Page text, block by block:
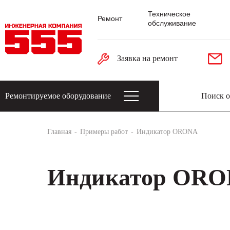
Ремонт
Техническое
обслуживание
Заявка на ремонт
Ремонтируемое оборудование
Главная Примеры работ Индикатор ORONA
Индикатор